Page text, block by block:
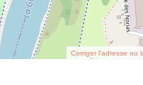
Corriger l’adresse ou